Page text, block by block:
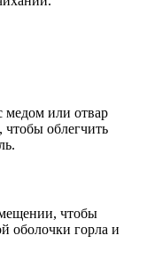
медом или отвар
облегчить
чтобы
оболочки горла и